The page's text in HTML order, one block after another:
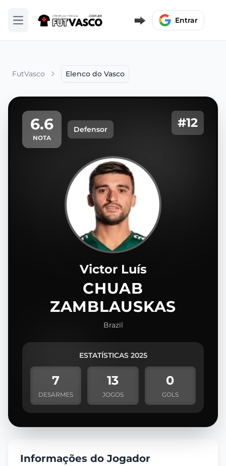
Abrir menu Entrar
FutVasco Elenco do Vasco
6.6
NOTA
Defensor #12
Victor Luís
CHUAB
ZAMBLAUSKAS
Brazil
ESTATÍSTICAS 2025
7
DESARMES
13
JOGOS
0
GOLS
Informações do Jogador